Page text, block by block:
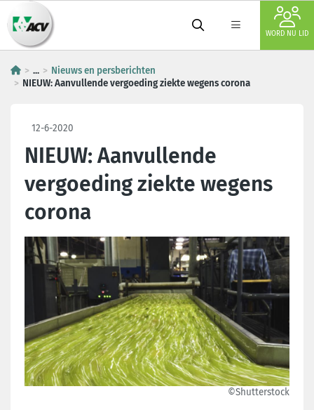
WORD NU LID
...
Nieuws en persberichten
NIEUW: Aanvullende vergoeding ziekte wegens corona
12-6-2020
NIEUW: Aanvullende
vergoeding ziekte wegens
corona
©Shutterstock